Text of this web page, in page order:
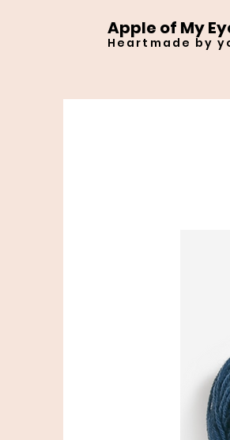
Apple of My
Heartmade by